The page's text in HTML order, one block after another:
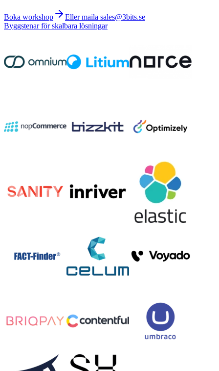
Boka workshop
Eller maila sales@3bits.se
Byggstenar för skalbara lösningar